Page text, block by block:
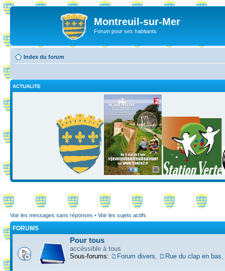
Montreuil-sur-Mer
Forum pour ses habitants
Index du forum
ACTUALITE
Voir les messages sans réponses • Voir les sujets actifs
FORUMS
Pour tous
accéssible à tous
Sous-forums:
Forum divers, Rue du clap en bas,